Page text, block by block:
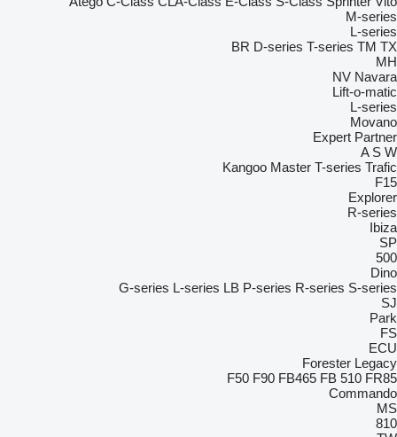
M-series
L-series
BR D-series T-series TM TX
MH
NV Navara
Lift-o-matic
L-series
Movano
Expert Partner
A S W
Kangoo Master T-series Trafic
F15
Explorer
R-series
Ibiza
SP
500
Dino
G-series L-series LB P-series R-series S-series
SJ
Park
FS
ECU
Forester Legacy
F50 F90 FB465 FB 510 FR85
Commando
MS
810